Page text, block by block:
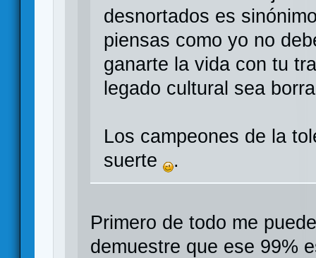
desnortados es
piensas como yo no
ganarte la vida con tu
legado cultural sea
Los campeones de la
suerte
.
Primero de todo me
demuestre que ese 99%